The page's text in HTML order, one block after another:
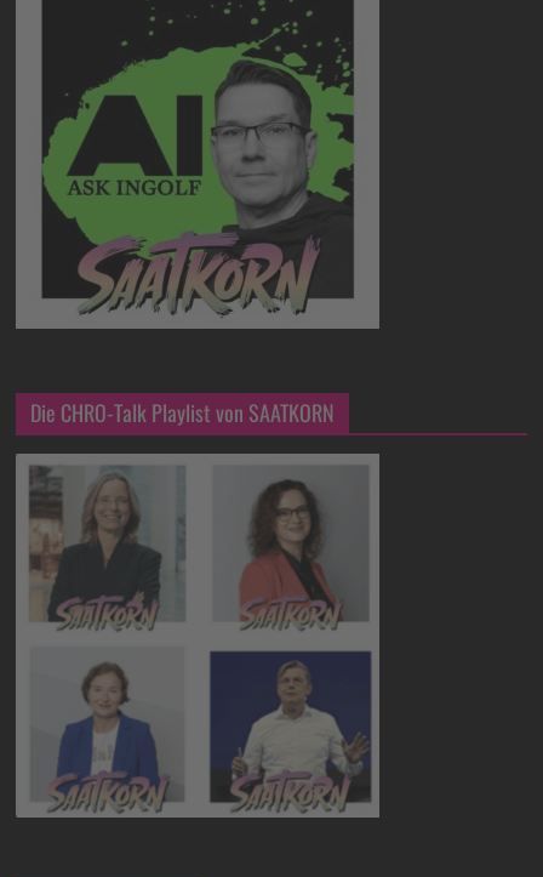
Die CHRO-Talk Playlist von SAATKORN